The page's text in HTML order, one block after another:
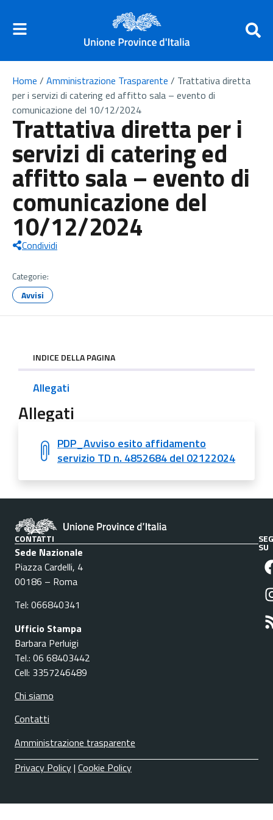
Home / Amministrazione Trasparente / Trattativa diretta
per i servizi di catering ed affitto sala – evento di
comunicazione del 10/12/2024
Trattativa diretta per i
servizi di catering ed
affitto sala – evento di
comunicazione del
10/12/2024
Condividi
Categorie:
Avvisi
INDICE DELLA PAGINA
Allegati
Allegati
PDP_Avviso esito affidamento
servizio TD n. 4852684 del 02122024
CONTATTI
Sede Nazionale
Piazza Cardelli, 4
00186 – Roma
Tel: 066840341
Ufficio Stampa
Barbara Perluigi
Tel.: 06 68403442
Cell: 3357246489
Chi siamo
Contatti
Amministrazione trasparente
SU
Privacy Policy| Cookie Policy